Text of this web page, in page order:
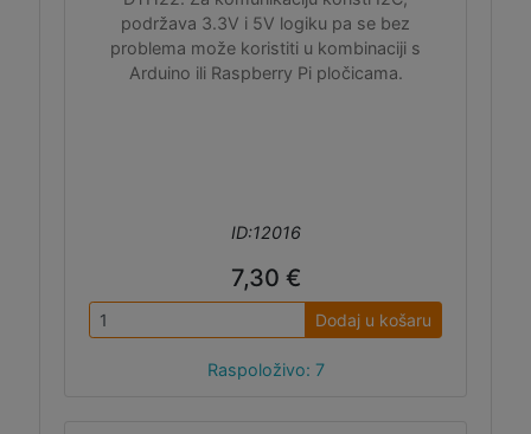
podržava 3.3V i 5V logiku pa se bez
problema može koristiti u kombinaciji s
Arduino ili Raspberry Pi pločicama.
ID:12016
7,30 €
Dodaj u košaru
Raspoloživo: 7